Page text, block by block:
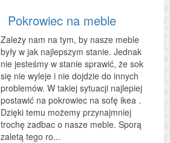
Pokrowiec na meble
Zależy nam na tym, by nasze meble
były w jak najlepszym stanie. Jednak
nie jesteśmy w stanie sprawić, że sok
się nie wyleje i nie dojdzie do innych
problemów. W takiej sytuacji najlepiej
postawić na pokrowiec na sofę ikea .
Dzięki temu możemy przynajmniej
trochę zadbac o nasze meble. Sporą
zaletą tego ro...